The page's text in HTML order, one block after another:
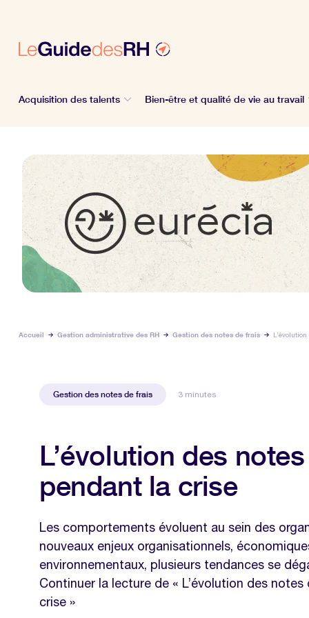
Acquisition des talents Bien-être et qualité de vie au travail
Accueil Gestion administrative des RH Gestion des notes de frais
Gestion des notes de frais 3 minutes
L’évolution des
pendant la crise
Les comportements évoluent au sein des
nouveaux enjeux organisationnels,
environnementaux, plusieurs tendances se
Continuer la lecture de « L’évolution des
crise »